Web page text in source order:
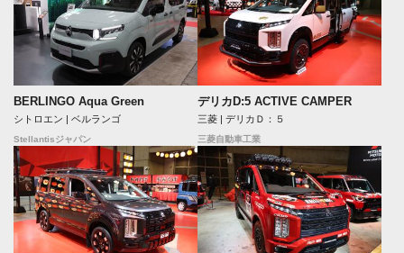
BERLINGO Aqua Green
シトロエン | ベルランゴ
Stellantisジャパン
デリカD:5 ACTIVE CAMPER
三菱 | デリカＤ：５
三菱自動車工業